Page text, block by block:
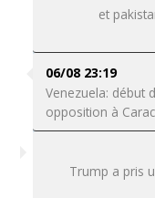
et
06/08 23:19
Venezuela: début
opposition à
Trump a pris